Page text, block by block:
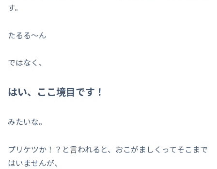
す。
たるる〜ん
ではなく、
はい、ここ境目です！
みたいな。
プリケツか！？と言われると、おこがましくってそこまで
はいませんが、